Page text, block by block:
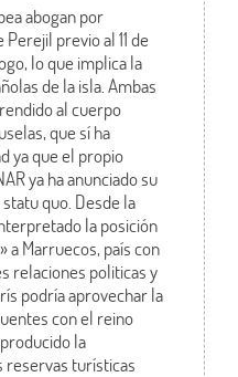
abogan por
previo al 11 de
lo que implica la
de la isla. Ambas
al cuerpo
que sí ha
ya que el propio
ya ha anunciado su
quo. Desde la
la posición
a Marruecos, país con
relaciones politicas y
podría aprovechar la
con el reino
la
reservas turísticas